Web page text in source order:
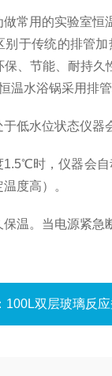
做常用的实验室恒
别于传统的排管
保、节能、耐持
温水浴锅采用排
于低水位状态仪器
1.5℃时，仪器会
度高）。
保温。当电源紧急
100L双层玻璃反